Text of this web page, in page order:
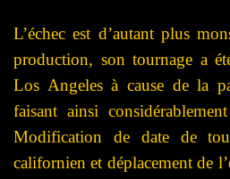
L’échec est d’autant plus
production, son tournage a
Los Angeles à cause de la
faisant ainsi
Modification de date de
californien et déplacement de